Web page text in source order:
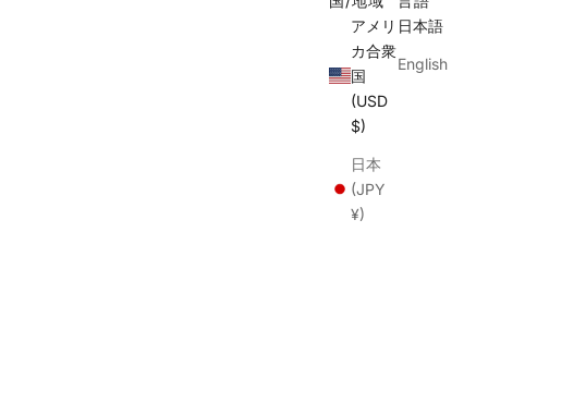
アメリ
カ合衆
国
(USD
$)
日本
(JPY
¥)
日本語
English